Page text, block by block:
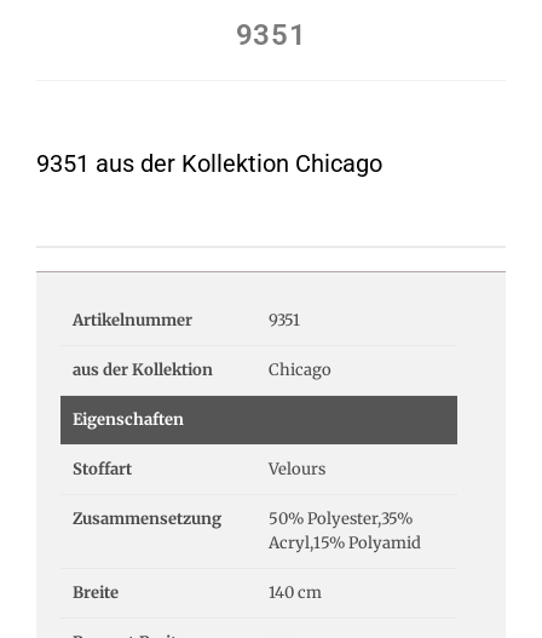
9351
9351 aus der Kollektion Chicago
Artikelnummer 9351
aus der Kollektion Chicago
Eigenschaften
Stoffart Velours
Zusammensetzung
50% Polyester,35%
Acryl,15% Polyamid
Breite 140 cm